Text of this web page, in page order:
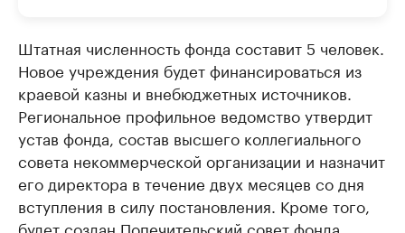
Штатная численность фонда составит 5 человек.
Новое учреждения будет финансироваться из
краевой казны и внебюджетных источников.
Региональное профильное ведомство утвердит
устав фонда, состав высшего коллегиального
совета некоммерческой организации и назначит
его директора в течение двух месяцев со дня
вступления в силу постановления. Кроме того,
будет создан Попечительский совет фонда.